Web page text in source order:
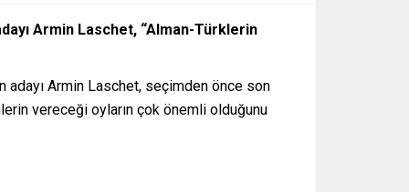
Armin Laschet, “Alman-Türklerin
adayı Armin Laschet, seçimden önce son
vereceği oyların çok önemli olduğunu